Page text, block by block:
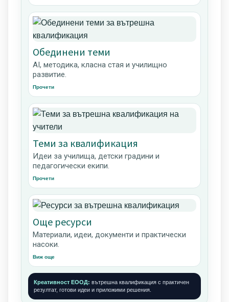
Обединени теми
AI, методика, класна стая и училищно
развитие.
Прочети
Теми за квалификация
Идеи за училища, детски градини и
педагогически екипи.
Прочети
Още ресурси
Материали, идеи, документи и практически
насоки.
Виж още
Креативност ЕООД: вътрешна квалификация с практичен
резултат, готови идеи и приложими решения.